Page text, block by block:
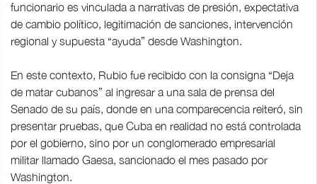
funcionario es vinculada a narrativas de presión, expectativa
de cambio político, legitimación de sanciones, intervención
regional y supuesta “ayuda” desde Washington.
En este contexto, Rubio fue recibido con la consigna “Deja
de matar cubanos” al ingresar a una sala de prensa del
Senado de su país, donde en una comparecencia reiteró, sin
presentar pruebas, que Cuba en realidad no está controlada
por el gobierno, sino por un conglomerado empresarial
militar llamado Gaesa, sancionado el mes pasado por
Washington.